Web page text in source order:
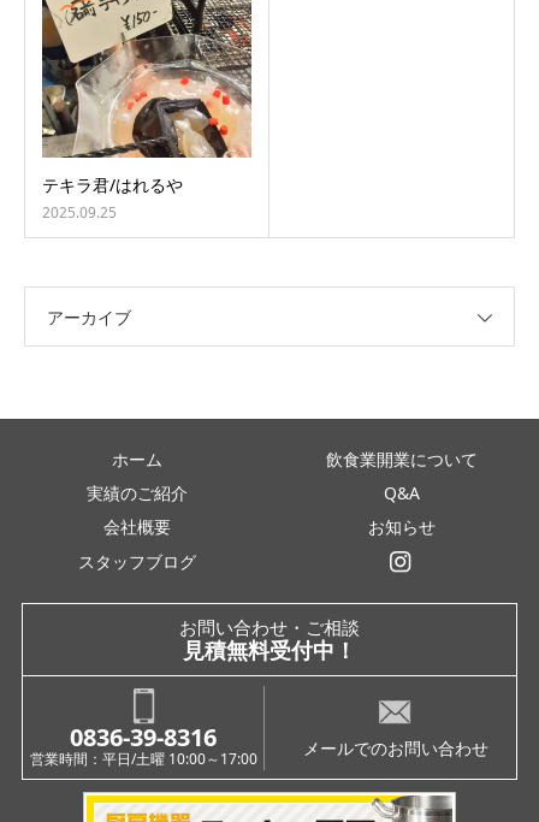
テキラ君/はれるや
2025.09.25
アーカイブ
ホーム
飲食業開業について
実績のご紹介
Q&A
会社概要
お知らせ
スタッフブログ
お問い合わせ・ご相談
見積無料受付中！
0836-39-8316
営業時間：平日/土曜 10:00～17:00 メールでのお問い合わせ